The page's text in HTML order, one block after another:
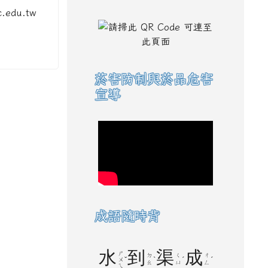
菸害防制與菸品危害
宣導
成語隨時背
水 ㄕ
ㄨ
ㄟ
ˇ到
ㄉ
ㄠ ˋ渠 ㄑ
ㄩ ˊ 成 ㄔ
ㄥ
ˊ